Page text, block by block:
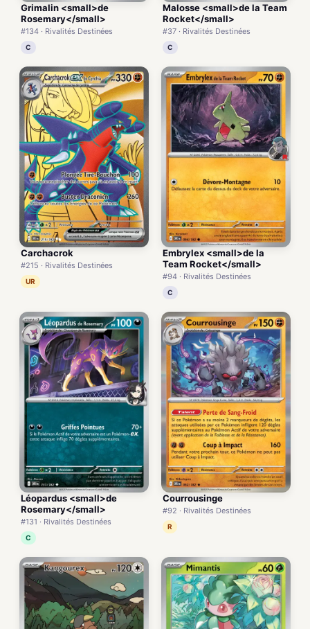
Grimalin <small>de
Rosemary</small>
#134 · Rivalités Destinées
C
Malosse <small>de la Team
Rocket</small>
#37 · Rivalités Destinées
C
Carchacrok
#215 · Rivalités Destinées
UR
Embrylex <small>de la
Team Rocket</small>
#94 · Rivalités Destinées
C
Léopardus <small>de
Rosemary</small>
#131 · Rivalités Destinées
C
Courrousinge
#92 · Rivalités Destinées
R